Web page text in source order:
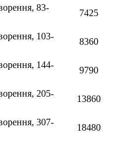
83-
7425
103-
8360
144-
9790
205-
13860
307-
18480